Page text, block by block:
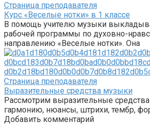
Страница преподавателя
Курс «Веселые нотки» в 1 классе
В помощь учителю музыки
рабочей программы по духовно-
направлению «Веселые нотки». Она
Страница преподавателя
Выразительные средства музыки
Рассмотрим выразительные
гармонию, нюансы, штрихи, тембр,
Добавить комментарий